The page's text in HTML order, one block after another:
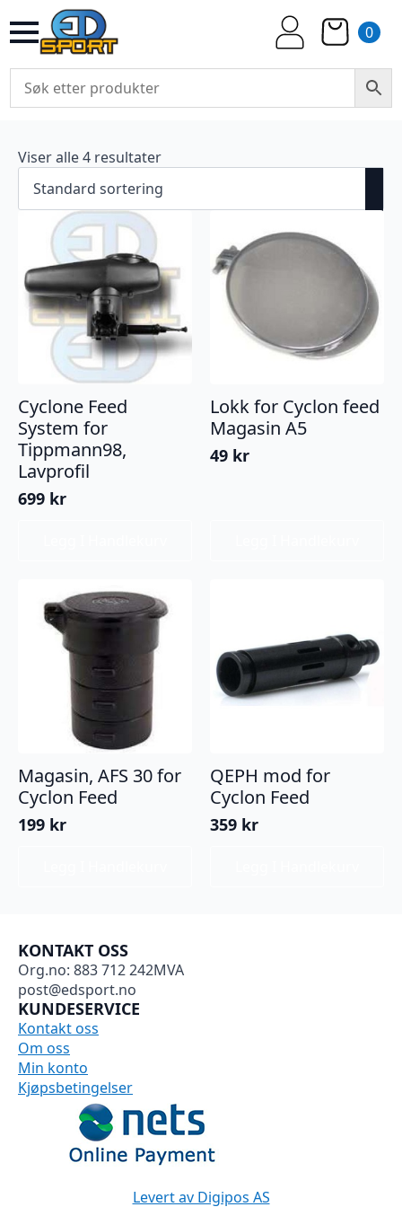
0
Viser alle 4 resultater
Cyclone Feed
System for
Tippmann98,
Lavprofil
699 kr
Lokk for Cyclon feed
Magasin A5
49 kr
Magasin, AFS 30 for
Cyclon Feed
199 kr
QEPH mod for
Cyclon Feed
359 kr
KONTAKT OSS
Org.no: 883 712 242MVA
post@edsport.no
KUNDESERVICE
Kontakt oss
Om oss
Min konto
Kjøpsbetingelser
Levert av Digipos AS